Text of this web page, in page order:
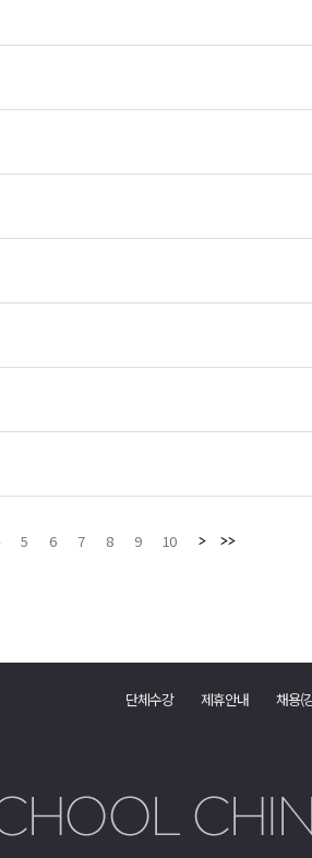
5 6 7 8 9 10
단체수강 제휴안내 채용(